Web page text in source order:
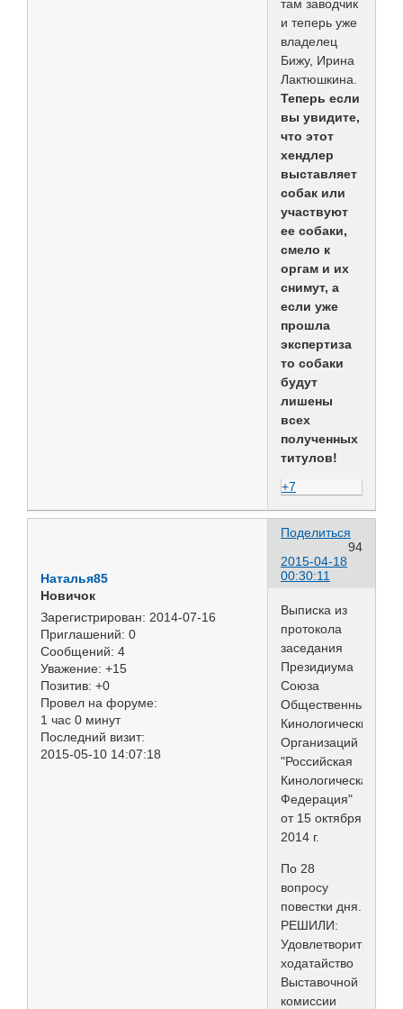
там заводчик
и теперь уже
владелец
Бижу, Ирина
Лактюшкина.
Теперь если
вы увидите,
что этот
хендлер
выставляет
собак или
участвуют
ее собаки,
смело к
оргам и их
снимут, а
если уже
прошла
экспертиза
то собаки
будут
лишены
всех
полученных
титулов!
+7
Поделиться
94
2015-04-18
00:30:11
Наталья85
Новичок
Зарегистрирован: 2014-07-16
Приглашений: 0
Сообщений: 4
Уважение: +15
Позитив: +0
Провел на форуме:
1 час 0 минут
Последний визит:
2015-05-10 14:07:18
Выписка из
протокола
заседания
Президиума
Союза
Общественных
Кинологических
Организаций
"Российская
Кинологическая
Федерация"
от 15 октября
2014 г.
По 28
вопросу
повестки дня.
РЕШИЛИ:
Удовлетворить
ходатайство
Выставочной
комиссии